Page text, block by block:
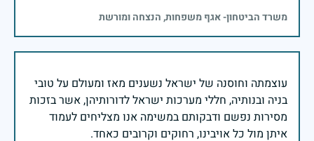
משרד הביטחון- אגף משפחות, הנצחה ומורשת
עוצמתה וחוסנה של ישראל נשענים מאז ומעולם על טובי
בניה ובנותיה, חללי מערכות ישראל לדורותיהן, אשר בזכות
מסירות נפשם ודבקותם במשימה אנו מצליחים לעמוד